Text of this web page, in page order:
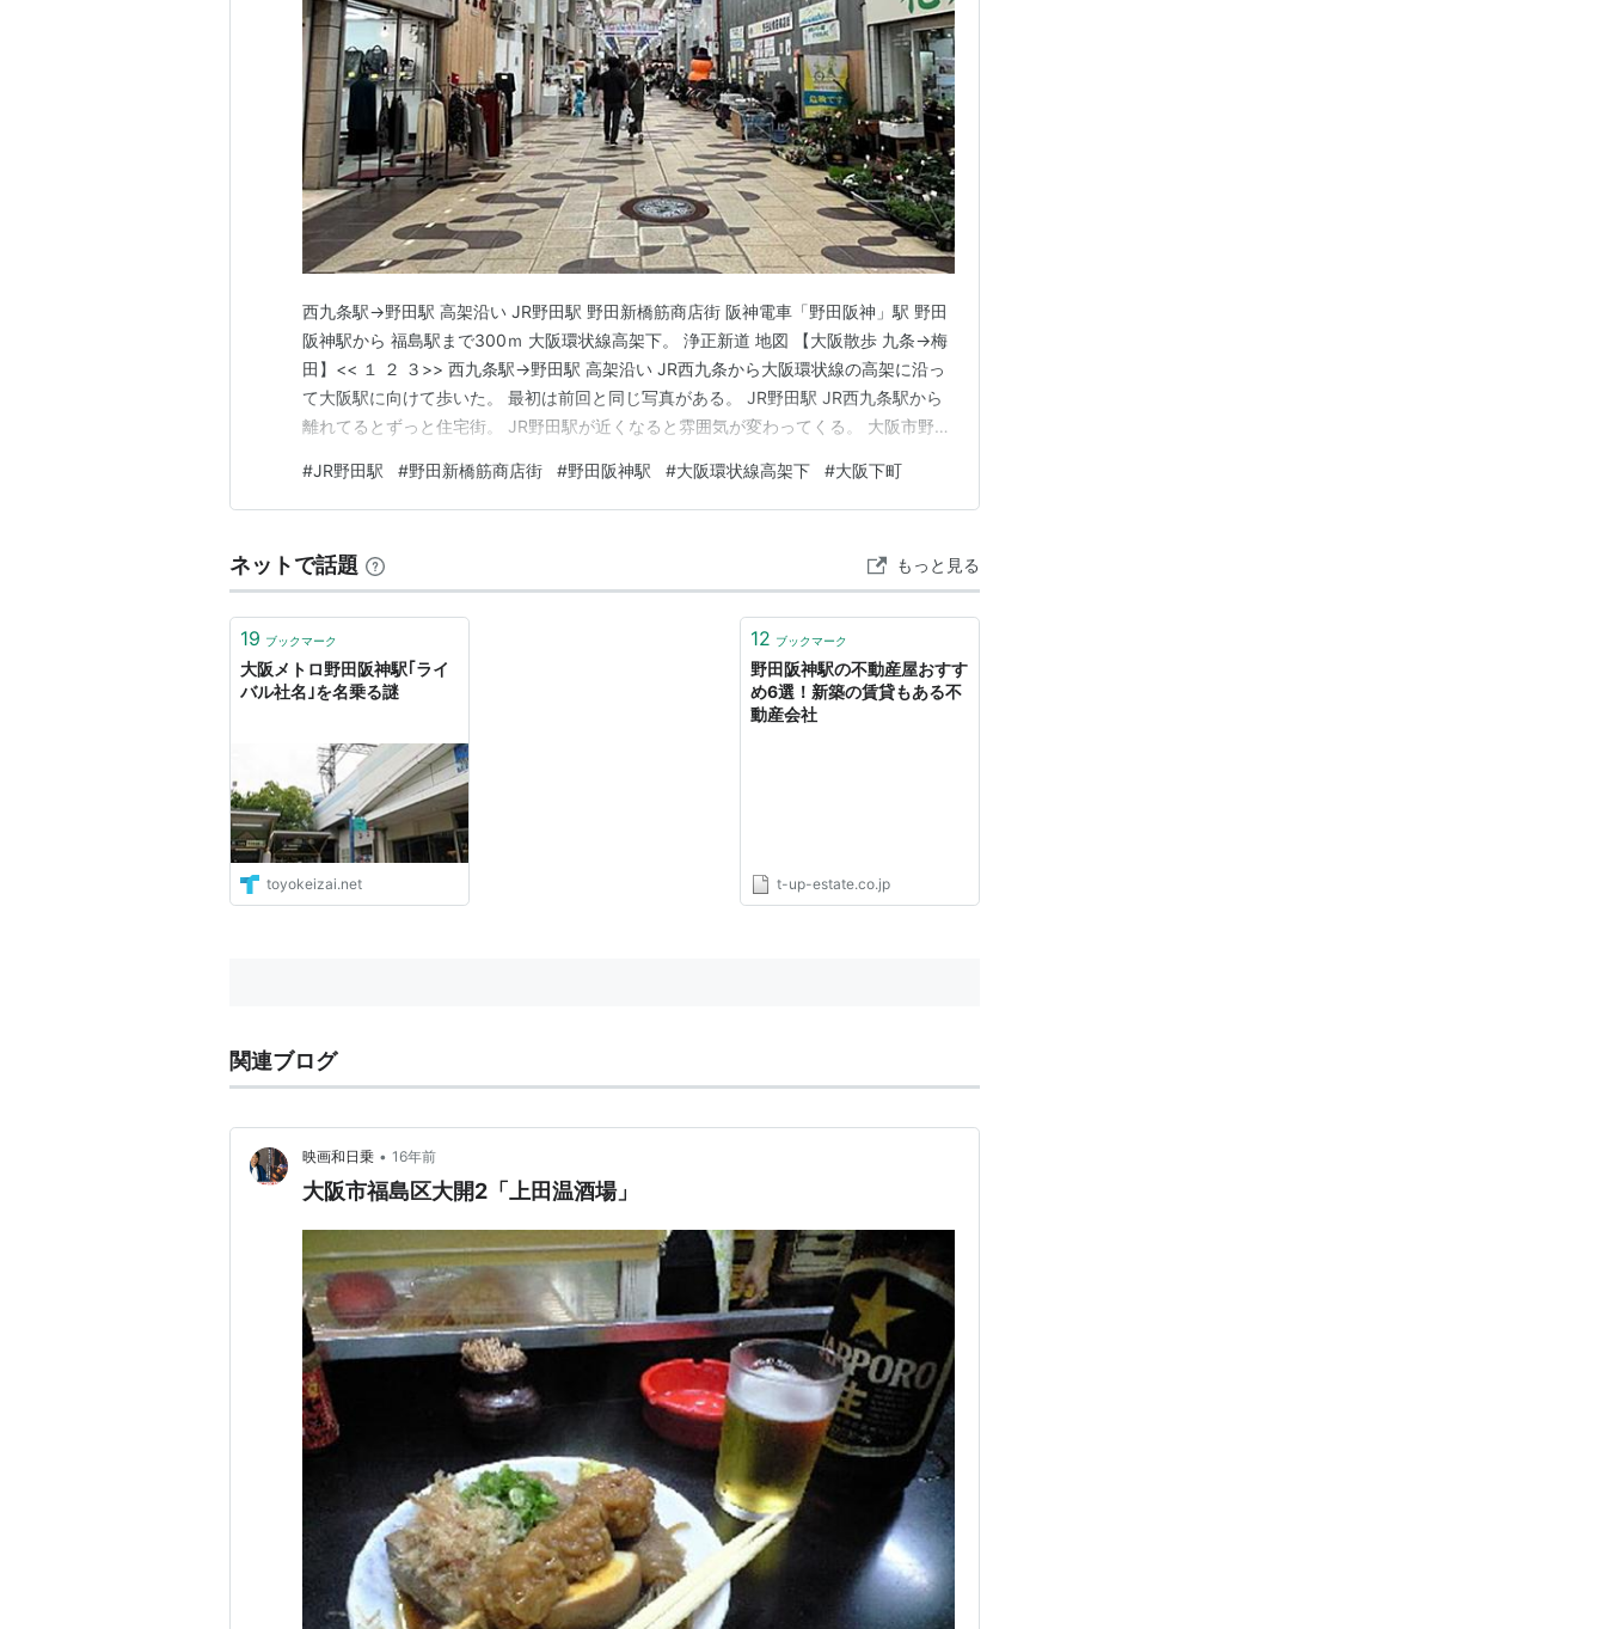
リスト：
駅キーワード
リスト ： 駅つきキーワード
西九条駅→野田駅 高架沿い JR野田駅 野田新橋筋商店街 阪神電車「野田阪神」駅 野田
阪神駅から 福島駅まで300ｍ 大阪環状線高架下。 浄正新道 地図 【大阪散歩 九条→梅
田】<< １ ２ ３>> 西九条駅→野田駅 高架沿い JR西九条から大阪環状線の高架に沿っ
て大阪駅に向けて歩いた。 最初は前回と同じ写真がある。 JR野田駅 JR西九条駅から
離れてるとずっと住宅街。 JR野田駅が近くなると雰囲気が変わってくる。 大阪市野田
はカレー、牛丼、ハンバーガーのチェーンなど多くの飲食店・酒を飲む居酒屋などが所
狭しと並ん…
#JR野田駅 #野田新橋筋商店街 #野田阪神駅 #大阪環状線高架下 #大阪下町
ネットで話題 もっと見る
19 ブックマーク
大阪メトロ野田阪神駅｢ライ
バル社名｣を名乗る謎
toyokeizai.net
12 ブックマーク
野田阪神駅の不動産屋おすす
め6選！新築の賃貸もある不
動産会社
t-up-estate.co.jp
関連ブログ
映画和日乗 • 16年前
大阪市福島区大開2「上田温酒場」